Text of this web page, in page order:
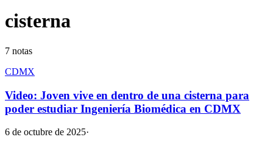
cisterna
7 notas
CDMX
Video: Joven vive en dentro de una cisterna para
poder estudiar Ingeniería Biomédica en CDMX
6 de octubre de 2025·